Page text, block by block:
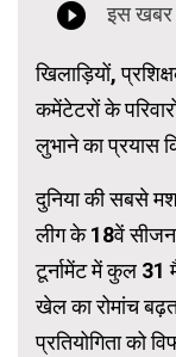
खिलाड़ियों,
कमेंटेटरों के
लुभाने का प्रयास
दुनिया की सबसे
लीग के 18वें
टूर्नामेंट में कुल
खेल का रोमांच
प्रतियोगिता को